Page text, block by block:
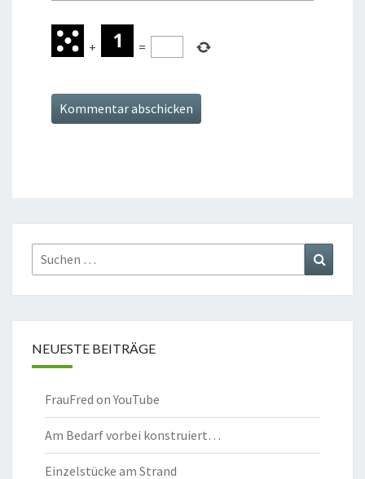
+ =
Suchen
nach:
NEUESTE BEITRÄGE
FrauFred on YouTube
Am Bedarf vorbei konstruiert…
Einzelstücke am Strand